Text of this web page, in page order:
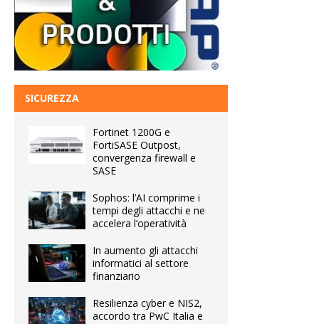
SICUREZZA
Fortinet 1200G e
FortiSASE Outpost,
convergenza firewall e
SASE
Sophos: l’AI comprime i
tempi degli attacchi e ne
accelera l’operatività
In aumento gli attacchi
informatici al settore
finanziario
Resilienza cyber e NIS2,
accordo tra PwC Italia e